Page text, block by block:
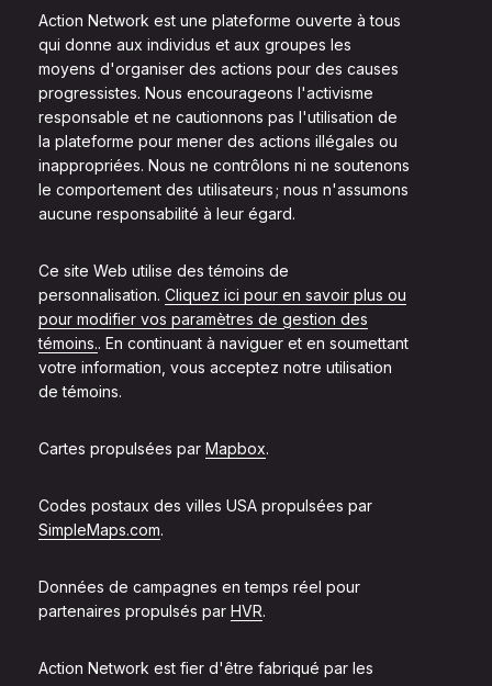
Action Network est une plateforme ouverte à tous
qui donne aux individus et aux groupes les
moyens d'organiser des actions pour des causes
progressistes. Nous encourageons l'activisme
responsable et ne cautionnons pas l'utilisation de
la plateforme pour mener des actions illégales ou
inappropriées. Nous ne contrôlons ni ne soutenons
le comportement des utilisateurs ; nous n'assumons
aucune responsabilité à leur égard.
Ce site Web utilise des témoins de
personnalisation. Cliquez ici pour en savoir plus ou
pour modifier vos paramètres de gestion des
témoins.. En continuant à naviguer et en soumettant
votre information, vous acceptez notre utilisation
de témoins.
Cartes propulsées par Mapbox.
Codes postaux des villes USA propulsées par
SimpleMaps.com.
Données de campagnes en temps réel pour
partenaires propulsés par HVR.
Action Network est fier d'être fabriqué par les